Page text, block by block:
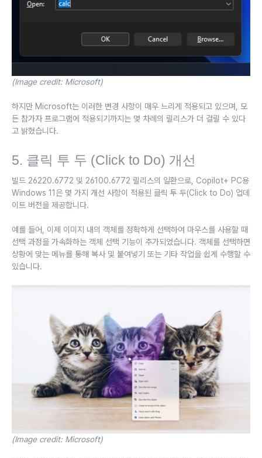
(Image credit: Microsoft)
하지만 Microsoft는 이러한 변경 사항이 매우 느리게 적용되고 있으며, 모
든 참가자 프로그램에 적용되기까지는 몇 차례의 릴리스가 더 걸릴 수 있다
고 밝혔습니다.
5. 클릭 투 두 (Click to Do) 개선
빌드 26220.6772 및 26100.6772 릴리스의 일환으로, Copilot+ PC용
Windows 11은 몇 가지 개선 사항이 적용된 클릭 투 두(Click to Do) 업데
이트 버전을 제공합니다.
예를 들어, 이제 이미지 내의 객체를 정확하게 선택하여 마우스를 사용할 때
선택 과정을 가속화하는 객체 선택 기능이 추가되었습니다. 객체를 선택하면
상황에 맞는 메뉴를 통해 복사 및 붙여넣기 또는 기타 작업을 쉽게 수행할 수
있습니다.
(Image credit: Microsoft)